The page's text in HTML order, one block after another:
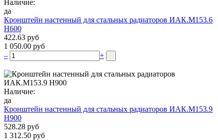
Наличие:
да
Кронштейн настенный для стальных радиаторов ИАК.М153.6
Н600
422.63 руб
1 050.00 руб
–
+
Наличие:
да
Кронштейн настенный для стальных радиаторов ИАК.М153.9
Н900
528.28 руб
1 312.50 руб